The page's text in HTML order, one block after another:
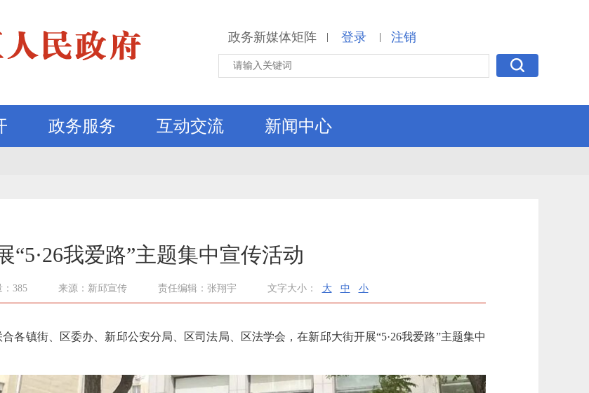
政务新媒体矩阵 | 登录 | 注销
政务服务 互动交流 新闻中心
“5·26我爱路”主题集中宣传活动
385 来源：新邱宣传 责任编辑：张翔宇 文字大小： 大 中 小
各镇街、区委办、新邱公安分局、区司法局、区法学会，在新邱大街开展“5·26我爱路”主题集中